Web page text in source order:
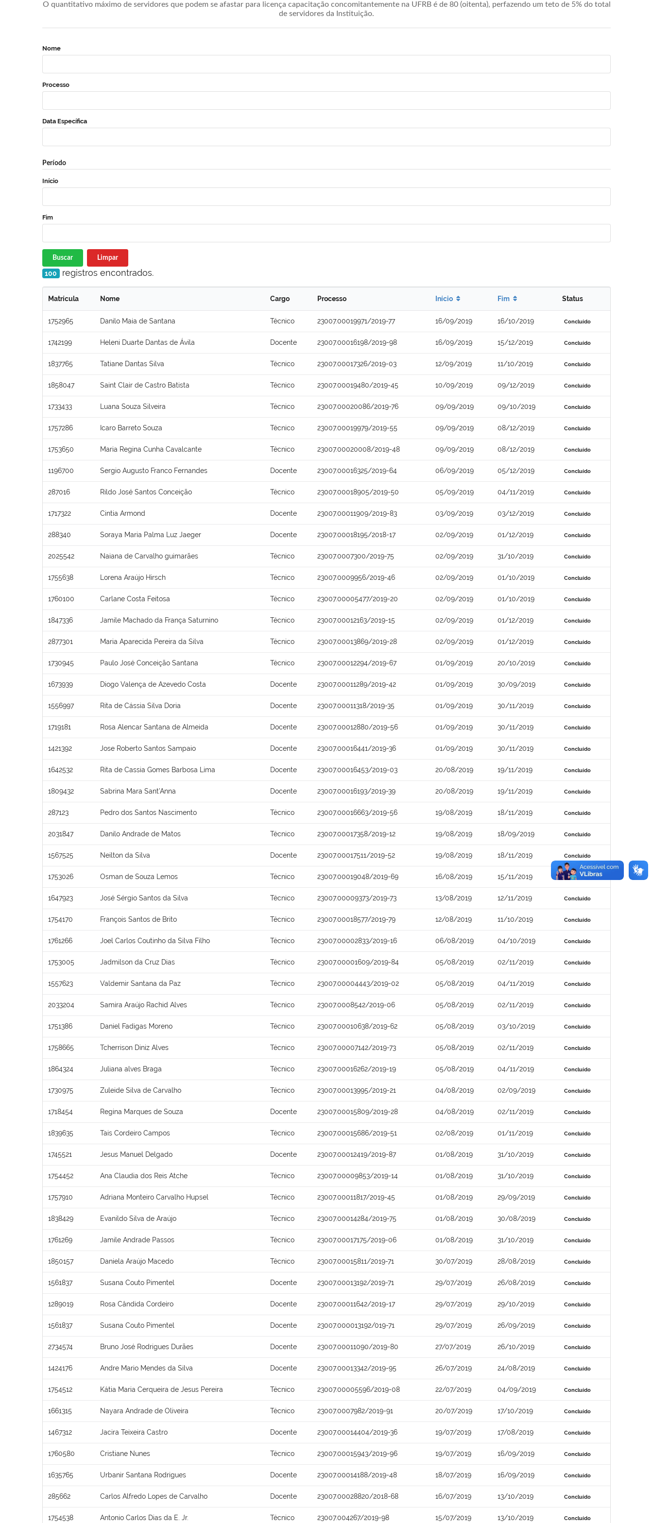
O quantitativo máximo de servidores que podem se afastar para licença capacitação concomitantemente na UFRB é de 80 (oitenta), perfazendo um teto de 5% do total
de servidores da Instituição.
Nome
Processo
Data Específica
Período
Início
Fim
Buscar Limpar
100 registros encontrados.
Matrícula Nome Cargo Processo Início Fim Status
1752965 Danilo Maia de Santana Técnico 23007.00019971/2019-77 16/09/2019 16/10/2019 Concluído
1742199 Heleni Duarte Dantas de Ávila Docente 23007.00016198/2019-98 16/09/2019 15/12/2019 Concluído
1837765 Tatiane Dantas Silva Técnico 23007.00017326/2019-03 12/09/2019 11/10/2019 Concluído
1858047 Saint Clair de Castro Batista Técnico 23007.00019480/2019-45 10/09/2019 09/12/2019 Concluído
1733433 Luana Souza Silveira Técnico 23007.00020086/2019-76 09/09/2019 09/10/2019 Concluído
1757286 Icaro Barreto Souza Técnico 23007.00019979/2019-55 09/09/2019 08/12/2019 Concluído
1753650 Maria Regina Cunha Cavalcante Técnico 23007.00020008/2019-48 09/09/2019 08/12/2019 Concluído
1196700 Sergio Augusto Franco Fernandes Docente 23007.00016325/2019-64 06/09/2019 05/12/2019 Concluído
287016 Rildo José Santos Conceição Técnico 23007.00018905/2019-50 05/09/2019 04/11/2019 Concluído
1717322 Cintia Armond Docente 23007.00011909/2019-83 03/09/2019 03/12/2019 Concluído
288340 Soraya Maria Palma Luz Jaeger Docente 23007.00018195/2018-17 02/09/2019 01/12/2019 Concluído
2025542 Naiana de Carvalho guimarães Técnico 23007.0007300/2019-75 02/09/2019 31/10/2019 Concluído
1755638 Lorena Araújo Hirsch Técnico 23007.0009956/2019-46 02/09/2019 01/10/2019 Concluído
1760100 Carlane Costa Feitosa Técnico 23007.00005477/2019-20 02/09/2019 01/10/2019 Concluído
1847336 Jamile Machado da França Saturnino Técnico 23007.00012163/2019-15 02/09/2019 01/12/2019 Concluído
2877301 Maria Aparecida Pereira da Silva Técnico 23007.00013869/2019-28 02/09/2019 01/12/2019 Concluído
1730945 Paulo José Conceição Santana Técnico 23007.00012294/2019-67 01/09/2019 20/10/2019 Concluído
1673939 Diogo Valença de Azevedo Costa Docente 23007.00011289/2019-42 01/09/2019 30/09/2019 Concluído
1556997 Rita de Cássia Silva Doria Docente 23007.00011318/2019-35 01/09/2019 30/11/2019 Concluído
1719181 Rosa Alencar Santana de Almeida Docente 23007.00012880/2019-56 01/09/2019 30/11/2019 Concluído
1421392 Jose Roberto Santos Sampaio Docente 23007.00016441/2019-36 01/09/2019 30/11/2019 Concluído
1642532 Rita de Cassia Gomes Barbosa Lima Docente 23007.00016453/2019-03 20/08/2019 19/11/2019 Concluído
1809432 Sabrina Mara Sant’Anna Docente 23007.00016193/2019-39 20/08/2019 19/11/2019 Concluído
287123 Pedro dos Santos Nascimento Técnico 23007.00016663/2019-56 19/08/2019 18/11/2019 Concluído
2031847 Danilo Andrade de Matos Técnico 23007.00017358/2019-12 19/08/2019 18/09/2019 Concluído
1567525 Neilton da Silva Docente 23007.00017511/2019-52 19/08/2019 18/11/2019 Concluído
1753026 Osman de Souza Lemos Técnico 23007.00019048/2019-69 16/08/2019 15/11/2019 Concluído
1647923 José Sérgio Santos da Silva Técnico 23007.00009373/2019-73 13/08/2019 12/11/2019 Concluído
1754170 François Santos de Brito Técnico 23007.00018577/2019-79 12/08/2019 11/10/2019 Concluído
1761266 Joel Carlos Coutinho da Silva Filho Técnico 23007.00002833/2019-16 06/08/2019 04/10/2019 Concluído
1753005 Jadmilson da Cruz Dias Técnico 23007.00001609/2019-84 05/08/2019 02/11/2019 Concluído
1557623 Valdemir Santana da Paz Técnico 23007.00004443/2019-02 05/08/2019 04/11/2019 Concluído
2033204 Samira Araújo Rachid Alves Técnico 23007.0008542/2019-06 05/08/2019 02/11/2019 Concluído
1751386 Daniel Fadigas Moreno Técnico 23007.00010638/2019-62 05/08/2019 03/10/2019 Concluído
1758665 Tcherrison Diniz Alves Técnico 23007.00007142/2019-73 05/08/2019 02/11/2019 Concluído
1864324 Juliana alves Braga Técnico 23007.00016262/2019-19 05/08/2019 04/11/2019 Concluído
1730975 Zuleide Silva de Carvalho Técnico 23007.00013995/2019-21 04/08/2019 02/09/2019 Concluído
1718454 Regina Marques de Souza Docente 23007.00015809/2019-28 04/08/2019 02/11/2019 Concluído
1839635 Tais Cordeiro Campos Técnico 23007.00015686/2019-51 02/08/2019 01/11/2019 Concluído
1745521 Jesus Manuel Delgado Docente 23007.00012419/2019-87 01/08/2019 31/10/2019 Concluído
1754452 Ana Claudia dos Reis Atche Técnico 23007.00009853/2019-14 01/08/2019 31/10/2019 Concluído
1757910 Adriana Monteiro Carvalho Hupsel Técnico 23007.00011817/2019-45 01/08/2019 29/09/2019 Concluído
1838429 Evanildo Silva de Araújo Técnico 23007.00014284/2019-75 01/08/2019 30/08/2019 Concluído
1761269 Jamile Andrade Passos Técnico 23007.00017175/2019-06 01/08/2019 31/10/2019 Concluído
1850157 Daniela Araújo Macedo Técnico 23007.00015811/2019-71 30/07/2019 28/08/2019 Concluído
1561837 Susana Couto Pimentel Docente 23007.00013192/2019-71 29/07/2019 26/08/2019 Concluído
1289019 Rosa Cândida Cordeiro Docente 23007.00011642/2019-17 29/07/2019 29/10/2019 Concluído
1561837 Susana Couto Pimentel Docente 23007.000013192/019-71 29/07/2019 26/09/2019 Concluído
2734574 Bruno José Rodrigues Durães Docente 23007.00011090/2019-80 27/07/2019 26/10/2019 Concluído
1424176 Andre Mario Mendes da Silva Docente 23007.00013342/2019-95 26/07/2019 24/08/2019 Concluído
1754512 Kátia Maria Cerqueira de Jesus Pereira Técnico 23007.00005596/2019-08 22/07/2019 04/09/2019 Concluído
1661315 Nayara Andrade de Oliveira Técnico 23007.0007982/2019-91 20/07/2019 17/10/2019 Concluído
1467312 Jacira Teixeira Castro Docente 23007.00014404/2019-36 19/07/2019 17/08/2019 Concluído
1760580 Cristiane Nunes Técnico 23007.00015943/2019-96 19/07/2019 16/09/2019 Concluído
1635765 Urbanir Santana Rodrigues Docente 23007.00014188/2019-48 18/07/2019 16/09/2019 Concluído
285662 Carlos Alfredo Lopes de Carvalho Docente 23007.00028820/2018-68 16/07/2019 13/10/2019 Concluído
1754538 Antonio Carlos Dias da E. Jr. Técnico 23007.004267/2019-98 15/07/2019 13/10/2019 Concluído